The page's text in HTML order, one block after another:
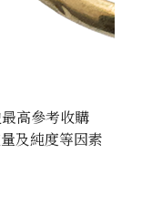
platinum (K18/
高參考收購
及純度等因素